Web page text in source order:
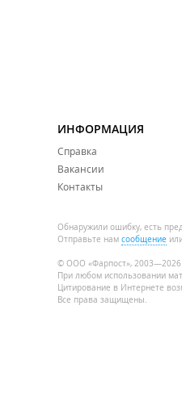
ИНФОРМАЦИЯ
Справка
Вакансии
Контакты
Обнаружили ошибку, есть
Отправьте нам сообщение
© ООО «Фарпост», 2003—2026
При любом использовании
Цитирование в Интернете
Все права защищены.